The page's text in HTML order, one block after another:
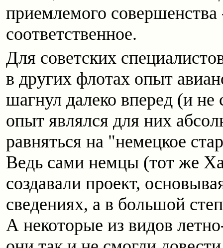
приемлемого
соответственное.
Для советских
в других флотах опыт
шагнул далеко вперед (и не
опыт являлся для них
равняться на "немецкое
Ведь сами немцы (тот же
создавали проект,
сведениях, а в большой
А некоторые из видов